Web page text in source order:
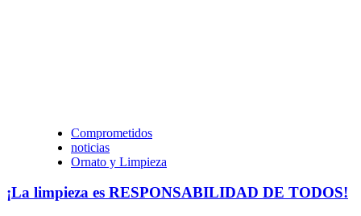
Comprometidos
noticias
Ornato y Limpieza
¡La limpieza es RESPONSABILIDAD DE TODOS!